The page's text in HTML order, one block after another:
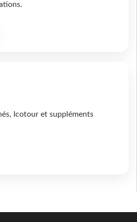
Icotour et suppléments